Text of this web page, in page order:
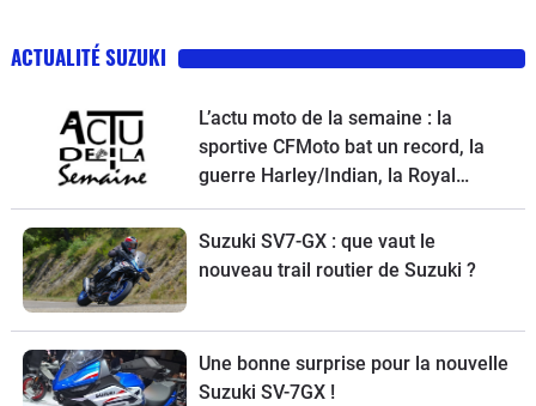
ACTUALITÉ SUZUKI
L’actu moto de la semaine : la
sportive CFMoto bat un record, la
guerre Harley/Indian, la Royal
Enfield Bullet 650, une nouvelle
moto de cross Ducati et la Suzuki
SV-7GX à l’essai
Suzuki SV7-GX : que vaut le
nouveau trail routier de Suzuki ?
Une bonne surprise pour la nouvelle
Suzuki SV-7GX !